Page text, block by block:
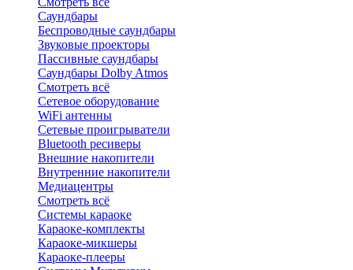
Саундбары
Беспроводные саундбары
Звуковые проекторы
Пассивные саундбары
Саундбары Dolby Atmos
Смотреть всё
Сетевое оборудование
WiFi антенны
Сетевые проигрыватели
Bluetooth ресиверы
Внешние накопители
Внутренние накопители
Медиацентры
Смотреть всё
Системы караоке
Караоке-комплекты
Караоке-микшеры
Караоке-плееры